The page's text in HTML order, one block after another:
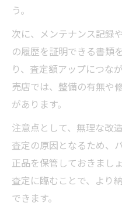
う。
次に、メンテナンス記録
の履歴を証明できる書類
り、査定額アップにつな
売店では、整備の有無や
があります。
注意点として、無理な改
査定の原因となるため、
正品を保管しておきまし
査定に臨むことで、より
できます。